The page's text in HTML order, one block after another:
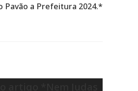
Pavão a Prefeitura 2024.*